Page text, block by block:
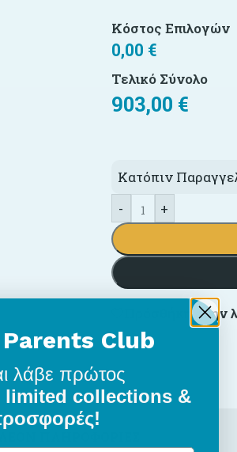
Κόστος Επιλογών
0,00 €
Τελικό Σύνολο
903,00 €
Κατόπιν
-
+
Πρόσθήκη στην
Club
λάβε πρώτος
limited collections &